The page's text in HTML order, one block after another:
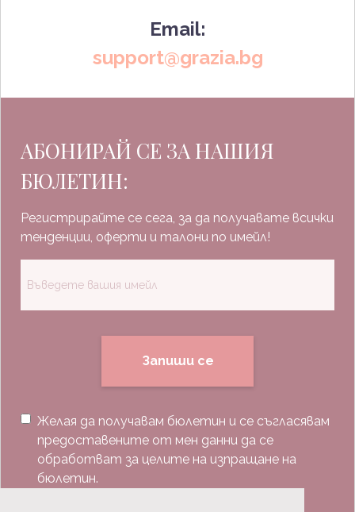
Email:
support@grazia.bg
АБОНИРАЙ СЕ ЗА НАШИЯ
БЮЛЕТИН:
Регистрирайте се сега, за да получавате всички
тенденции, оферти и талони по имейл!
Запиши се
Желая да получавам бюлетин и се съгласявам
предоставените от мен данни да се
обработват за целите на изпращане на
бюлетин.